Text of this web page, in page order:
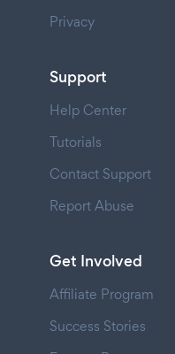
Privacy
Support
Help Center
Tutorials
Contact Support
Report Abuse
Get Involved
Affiliate Program
Success Stories